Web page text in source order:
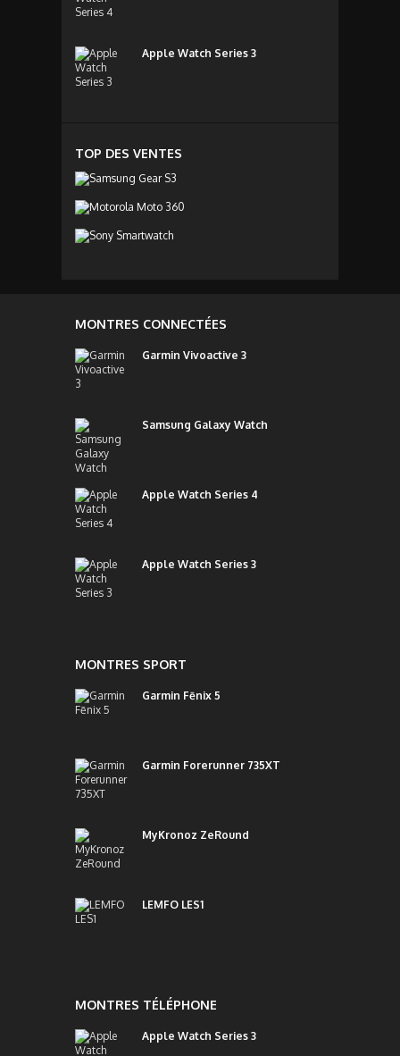
Apple Watch Series 3
TOP DES VENTES
MONTRES CONNECTÉES
Garmin Vivoactive 3
Samsung Galaxy Watch
Apple Watch Series 4
Apple Watch Series 3
MONTRES SPORT
Garmin Fēnix 5
Garmin Forerunner 735XT
MyKronoz ZeRound
LEMFO LES1
MONTRES TÉLÉPHONE
Apple Watch Series 3